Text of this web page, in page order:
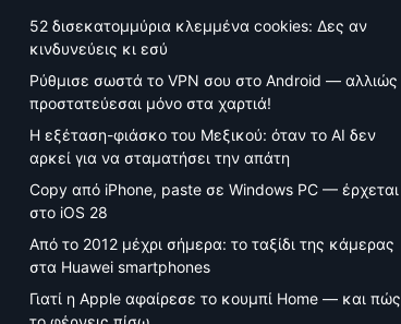
52 δισεκατομμύρια κλεμμένα cookies: Δες αν
κινδυνεύεις κι εσύ
Ρύθμισε σωστά το VPN σου στο Android — αλλιώς
προστατεύεσαι μόνο στα χαρτιά!
Η εξέταση-φιάσκο του Μεξικού: όταν το AI δεν
αρκεί για να σταματήσει την απάτη
Copy από iPhone, paste σε Windows PC — έρχεται
στο iOS 28
Από το 2012 μέχρι σήμερα: το ταξίδι της κάμερας
στα Huawei smartphones
Γιατί η Apple αφαίρεσε το κουμπί Home — και πώς